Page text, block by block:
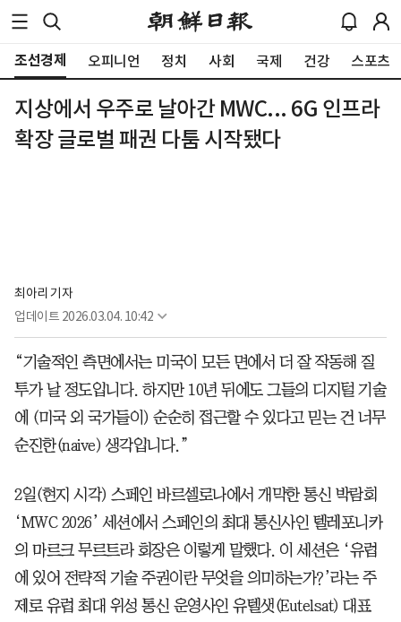
조선경제 오피니언 정치 사회 국제 건강 스포츠
지상에서 우주로 날아간 MWC... 6G 인프라
확장 글로벌 패권 다툼 시작됐다
최아리 기자
업데이트 2026.03.04. 10:42
“기술적인 측면에서는 미국이 모든 면에서 더 잘 작동해 질
투가 날 정도입니다. 하지만 10년 뒤에도 그들의 디지털 기술
에 (미국 외 국가들이) 순순히 접근할 수 있다고 믿는 건 너무
순진한(naive) 생각입니다.”
2일(현지 시각) 스페인 바르셀로나에서 개막한 통신 박람회
‘MWC 2026’ 세션에서 스페인의 최대 통신사인 텔레포니카
의 마르크 무르트라 회장은 이렇게 말했다. 이 세션은 ‘유럽
에 있어 전략적 기술 주권이란 무엇을 의미하는가?’라는 주
제로 유럽 최대 위성 통신 운영사인 유텔샛(Eutelsat) 대표